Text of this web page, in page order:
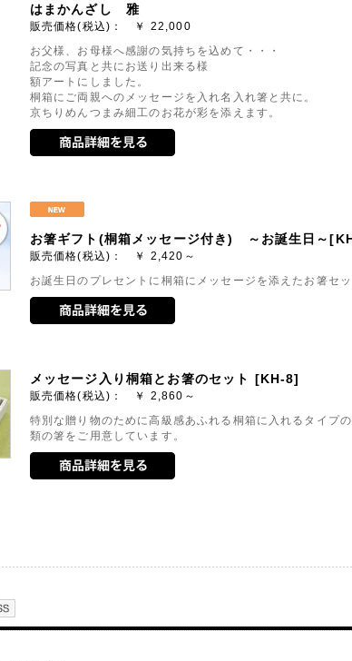
はまかんざし 雅
販売価格(税込)： ￥ 22,000
お父様、お母様へ感謝の気持ちを込めて・・・
記念の写真と共にお送り出来る様
額アートにしました。
桐箱にご両親へのメッセージを入れ名入れ箸と共に。
京ちりめんつまみ細工のお花が彩を添えます。
お箸ギフト(桐箱メッセージ付き) ～お誕生日～
販売価格(税込)： ￥ 2,420～
お誕生日のプレセントに桐箱にメッセージを添えたお箸セッ
メッセージ入り桐箱とお箸のセット [KH-8]
販売価格(税込)： ￥ 2,860～
特別な贈り物のために高級感あふれる桐箱に入れるタイプ
類の箸をご用意しています。